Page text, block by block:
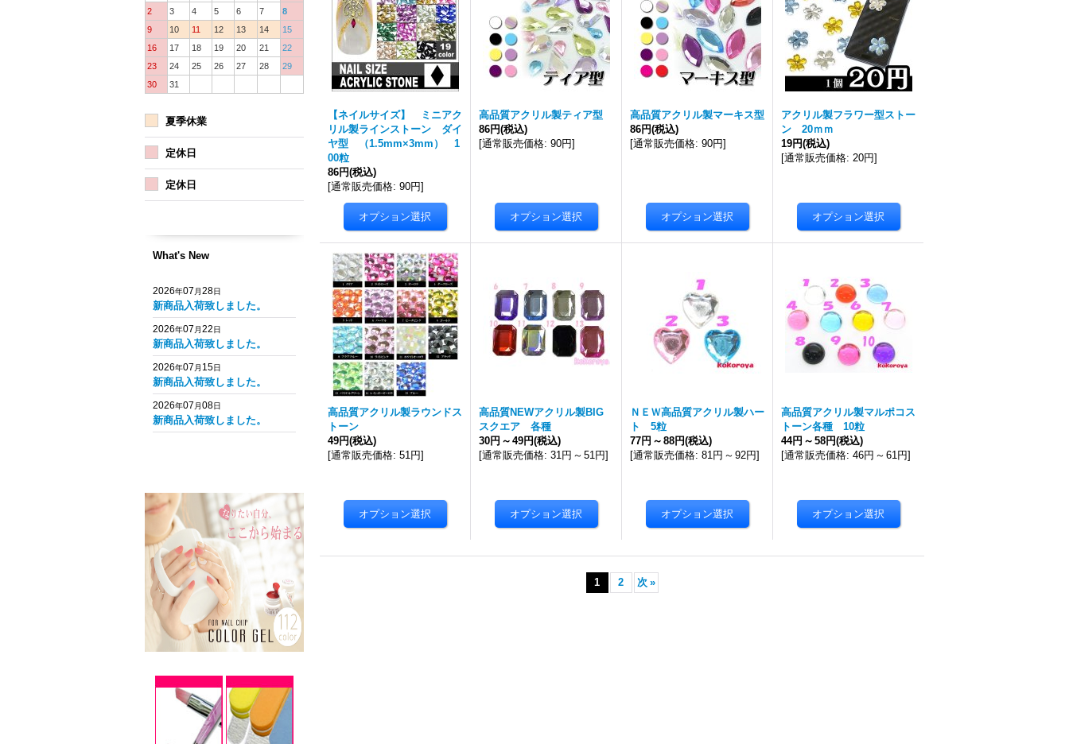
2
3 4 5 6 7
8
9
10 11 12 13 14
15
16
17 18 19 20 21
22
23
24 25 26 27 28
29
30
31
夏季休業
定休日
定休日
What's New
2026年07 月28日
新商品入荷致しました。
2026年07 月22日
新商品入荷致しました。
2026年07 月 15日
新商品入荷致しました。
2026年07 月08日
新商品入荷致しました。
【ネイルサイズ】 ミニアク
リル製ラインストーン ダイ
ヤ型 （1.5mm×3mm） 1
00粒
86円(税込)
[通常販売価格: 90円]
高品質アクリル製ティア型
86円(税込)
[通常販売価格: 90円]
高品質アクリル製マーキス型
86円(税込)
[通常販売価格: 90円]
アクリル製フラワー型ストー
ン 20ｍｍ
19円(税込)
[通常販売価格: 20円]
高品質アクリル製ラウンドス
トーン
49円(税込)
[通常販売価格: 51円]
高品質NEWアクリル製BIG
スクエア 各種
30円 ～ 49円(税込)
[通常販売価格: 31円 ～ 51円]
ＮＥＷ高品質アクリル製ハー
ト 5粒
77円 ～ 88円(税込)
[通常販売価格: 81円 ～ 92円]
高品質アクリル製マルポコス
トーン各種 10粒
44円 ～ 58円(税込)
[通常販売価格: 46円 ～ 61円]
1 2 次 »